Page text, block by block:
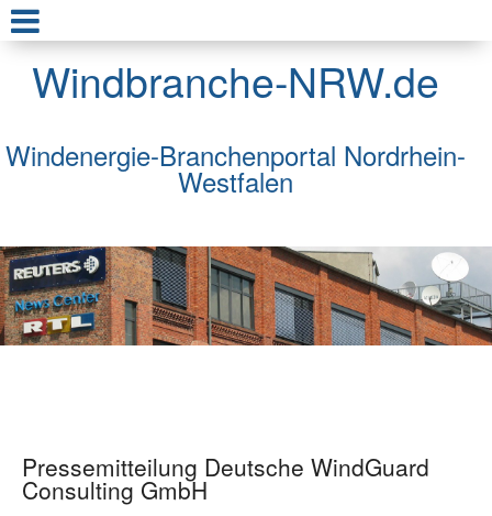
Windbranche-NRW.de
Windenergie-Branchenportal Nordrhein-
Westfalen
Pressemitteilung Deutsche WindGuard
Consulting GmbH